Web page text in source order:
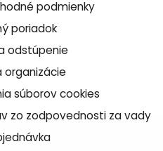
podmienky
poriadok
odstúpenie
organizácie
súborov cookies
zo zodpovednosti za vady